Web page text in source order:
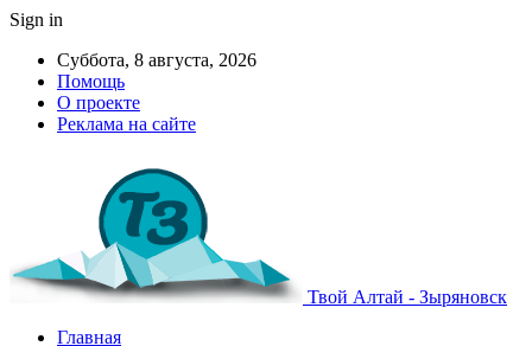
Sign in
Суббота, 8 августа, 2026
Помощь
О проекте
Реклама на сайте
Твой Алтай - Зыряновск
Главная